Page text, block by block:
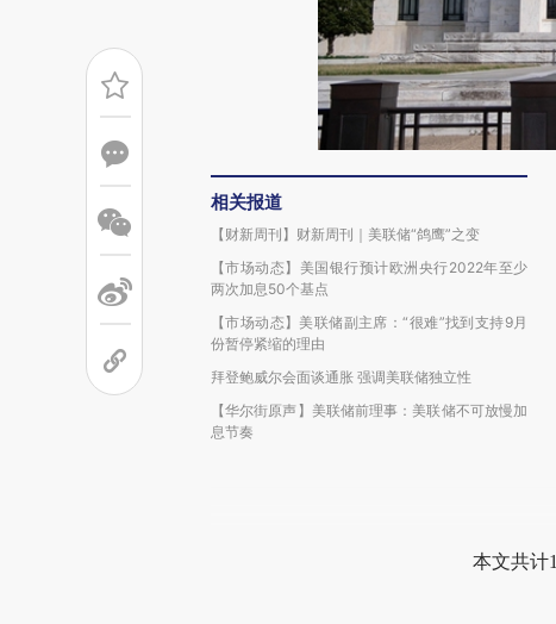
相关报道
【财新周刊】财新周刊｜美联储“鸽鹰”之变
【市场动态】美国银行预计欧洲央行2022年至少
两次加息50个基点
【市场动态】美联储副主席：“很难”找到支持9月
份暂停紧缩的理由
拜登鲍威尔会面谈通胀 强调美联储独立性
【华尔街原声】美联储前理事：美联储不可放慢加
息节奏
本文共计